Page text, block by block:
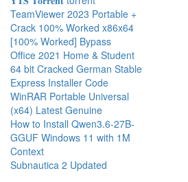
TeamViewer 2023 Portable +
Crack 100% Worked x86x64
[100% Worked] Bypass
Office 2021 Home & Student
64 bit Cracked German Stable
Express Installer Code
WinRAR Portable Universal
(x64) Latest Genuine
How to Install Qwen3.6-27B-
GGUF Windows 11 with 1M
Context
Subnautica 2 Updated